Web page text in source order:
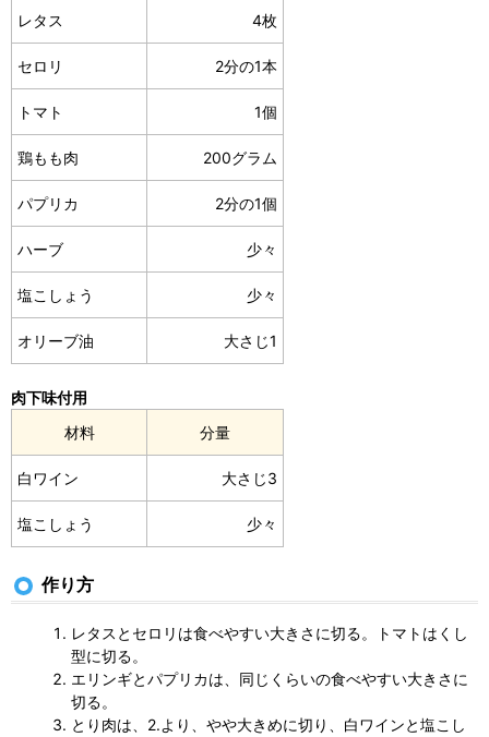
レタス 4枚
セロリ 2分の1本
トマト 1個
鶏もも肉 200グラム
パプリカ 2分の1個
ハーブ 少々
塩こしょう 少々
オリーブ油 大さじ1
肉下味付用
材料
分量
白ワイン 大さじ3
塩こしょう 少々
作り方
レタスとセロリは食べやすい大きさに切る。トマトはくし
型に切る。
エリンギとパプリカは、同じくらいの食べやすい大きさに
切る。
とり肉は、2.より、やや大きめに切り、白ワインと塩こし